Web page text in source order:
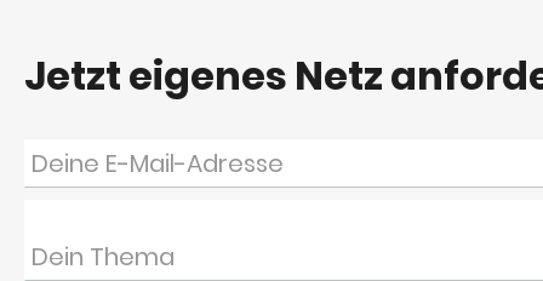
Jetzt eigenes Netz